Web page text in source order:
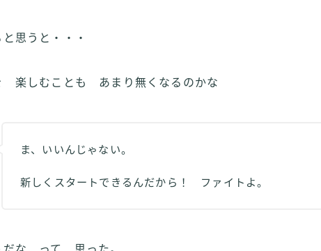
思うと・・・
楽しむことも あまり無くなるのかな
ま、いいんじゃない。
新しくスタートできるんだから！ ファイトよ。